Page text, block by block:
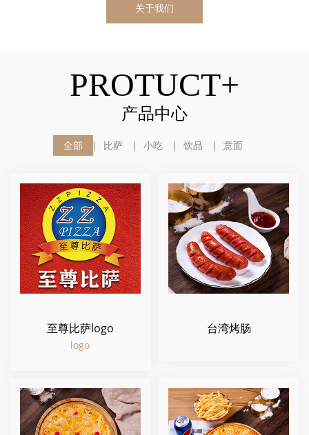
关于我们
PROTUCT+
产品中心
全部 比萨 小吃 饮品 意面
至尊比萨logo
logo
台湾烤肠